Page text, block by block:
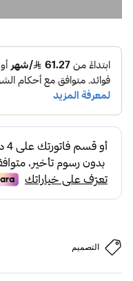
التصميم